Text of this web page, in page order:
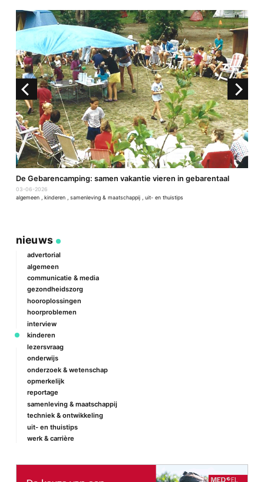
De Gebarencamping: samen vakantie vieren in gebarentaal
03-06-2026
algemeen
kinderen samenleving & maatschappij uit- en thuistips
nieuws
advertorial
algemeen
communicatie & media
gezondheidszorg
hooroplossingen
hoorproblemen
interview
kinderen
lezersvraag
onderwijs
onderzoek & wetenschap
opmerkelijk
reportage
samenleving & maatschappij
techniek & ontwikkeling
uit- en thuistips
werk & carrière